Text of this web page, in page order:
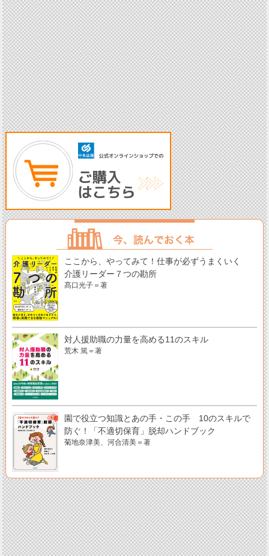
ここから、やってみて！仕事が必ずうまくいく
介護リーダー７つの勘所
髙口光子＝著
対人援助職の力量を高める11のスキル
荒木 篤＝著
園で役立つ知識とあの手・この手 10のスキルで
防ぐ！「不適切保育」脱却ハンドブック
菊地奈津美、河合清美＝著